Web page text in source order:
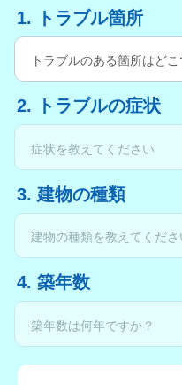
1. トラブル箇所
2. トラブルの症状
3. 建物の種類
4. 築年数